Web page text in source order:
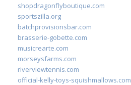
shopdragonflyboutique.com
sportszilla.org
batchprovisionsbar.com
brasserie-gobette.com
musicrearte.com
morseysfarms.com
riverviewtennis.com
official-kelly-toys-squishmallows.com